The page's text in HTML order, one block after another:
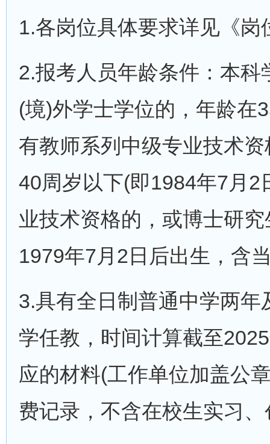
1.各岗位具体要求详见《岗
2.报考人员年龄条件：本
(境)外学士学位的，年龄在
有教师系列中级专业技术
40周岁以下(即1984年7月
业技术资格的，或博士研
1979年7月2日后出生，含
3.具有全日制普通中学两
学任教，时间计算截至
应的材料(工作单位加盖公
费记录，不含在校生实习